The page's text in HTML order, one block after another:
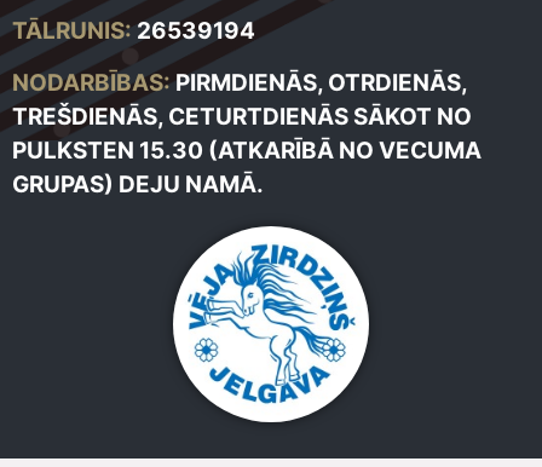
TĀLRUNIS:26539194
NODARBĪBAS:PIRMDIENĀS, OTRDIENĀS,
TREŠDIENĀS, CETURTDIENĀS SĀKOT NO
PULKSTEN 15.30 (ATKARĪBĀ NO VECUMA
GRUPAS) DEJU NAMĀ.